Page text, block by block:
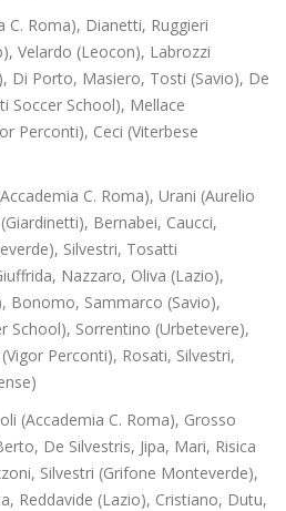
C. Roma), Dianetti, Ruggieri
Velardo (Leocon), Labrozzi
Di Porto, Masiero, Tosti (Savio), De
Soccer School), Mellace
Perconti), Ceci (Viterbese
C. Roma), Urani (Aurelio
Bernabei, Caucci,
Silvestri, Tosatti
Nazzaro, Oliva (Lazio),
Bonomo, Sammarco (Savio),
School), Sorrentino (Urbetevere),
Perconti), Rosati, Silvestri,
(Accademia C. Roma), Grosso
De Silvestris, Jipa, Mari, Risica
Silvestri (Grifone Monteverde),
Reddavide (Lazio), Cristiano, Dutu,